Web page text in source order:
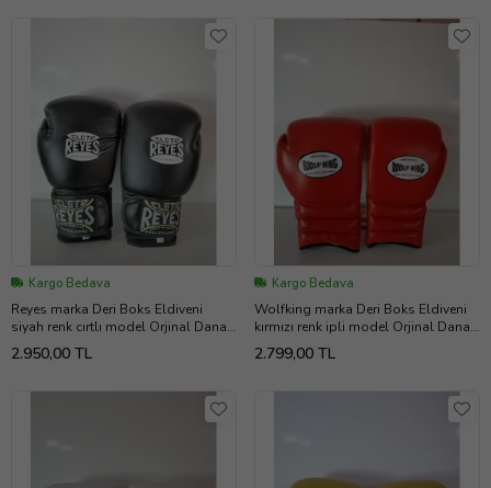
Kargo Bedava
Reyes marka Deri Boks Eldiveni
siyah renk cırtlı model Orjinal Dana
derisidir İTHAL ÜRÜNDÜR
profesyonel sporcular için
büyüklükte İstediğiniz Bedeni msj ile
2.950,00 TL
Kargo Bedava
Wolfking marka Deri Boks Eldiveni
kırmızı renk ipli model Orjinal Dana
derisidir. 10-12-14-16oz büyüklükte
İstediğiniz Bedeni msj ile bildiriniz
2.799,00 TL